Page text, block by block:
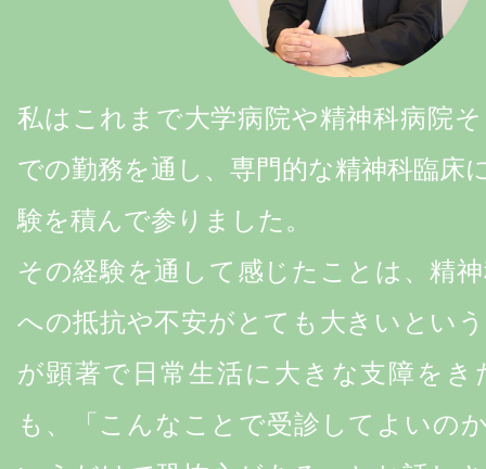
私はこれまで大学病院や精神科病院
での勤務を通し、専門的な精神科臨床
験を積んで参りました。
その経験を通して感じたことは、精
への抵抗や不安がとても大きいとい
が顕著で日常生活に大きな支障を
も、「こんなことで受診してよいの